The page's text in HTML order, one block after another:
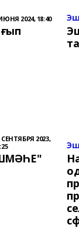
2024, 18:40
СЕНТЯБРЯ 2023,